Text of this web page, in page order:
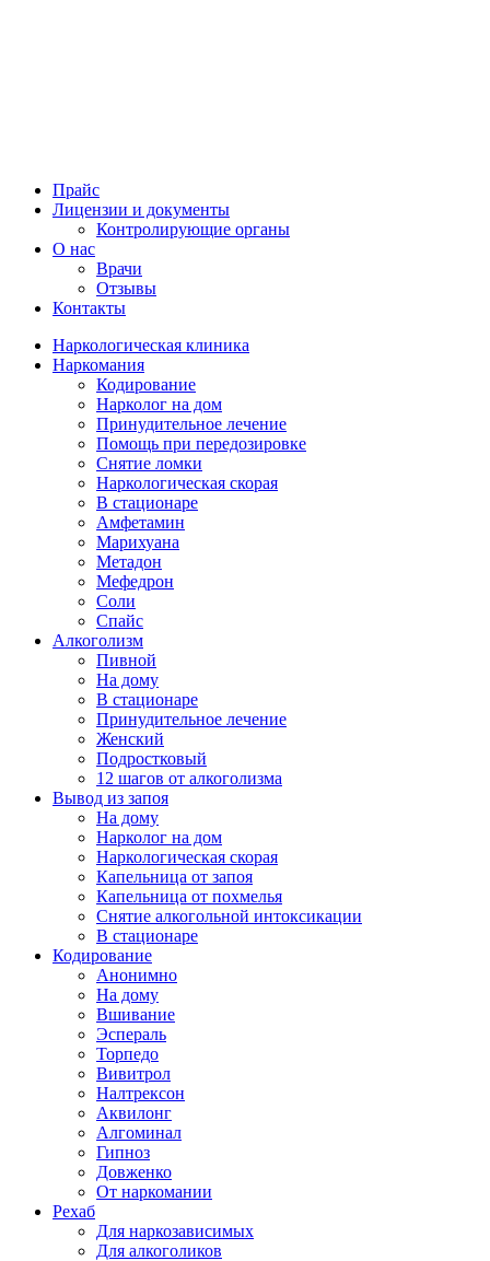
Прайс
Лицензии и документы
Контролирующие органы
О нас
Врачи
Отзывы
Контакты
Наркологическая клиника
Наркомания
Кодирование
Нарколог на дом
Принудительное лечение
Помощь при передозировке
Снятие ломки
Наркологическая скорая
В стационаре
Амфетамин
Марихуана
Метадон
Мефедрон
Соли
Спайс
Алкоголизм
Пивной
На дому
В стационаре
Принудительное лечение
Женский
Подростковый
12 шагов от алкоголизма
Вывод из запоя
На дому
Нарколог на дом
Наркологическая скорая
Капельница от запоя
Капельница от похмелья
Снятие алкогольной интоксикации
В стационаре
Кодирование
Анонимно
На дому
Вшивание
Эспераль
Торпедо
Вивитрол
Налтрексон
Аквилонг
Алгоминал
Гипноз
Довженко
От наркомании
Рехаб
Для наркозависимых
Для алкоголиков